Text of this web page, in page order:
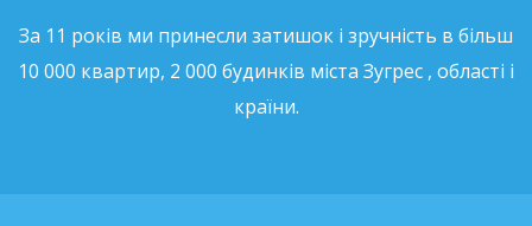
За 11 років ми принесли затишок і зручність в більш
10 000 квартир, 2 000 будинків міста Зугрес , області і
країни.